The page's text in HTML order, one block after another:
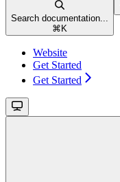
Search documentation...
⌘ K
Website
Get Started
Get Started